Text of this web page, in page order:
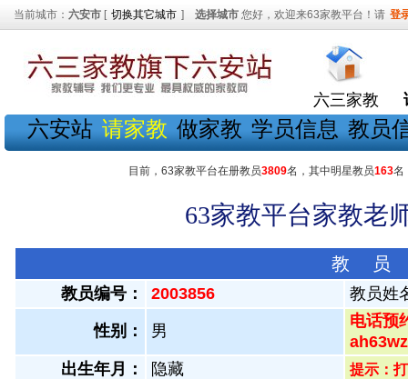
当前城市： 六安市 [ 切换其它城市 ] 选择城市 您好，欢迎来63家教平台！请 登
六三家教
六安站 请家教 做家教 学员信息 教员
目前，63家教平台在册教员3809名，其中明星教员163名
63家教平台家教老
教 员
教员编号： 2003856 教员姓
性别： 男
电话预
出生年月：
隐藏 提示：